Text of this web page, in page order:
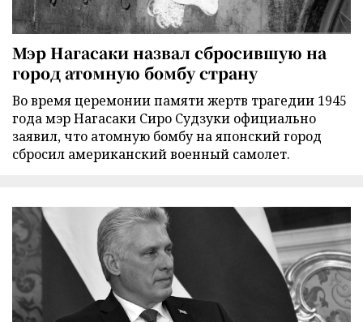
Мэр Нагасаки назвал сбросившую на
город атомную бомбу страну
Во время церемонии памяти жертв трагедии 1945
года мэр Нагасаки Сиро Судзуки официально
заявил, что атомную бомбу на японский город
сбросил американский военный самолет.